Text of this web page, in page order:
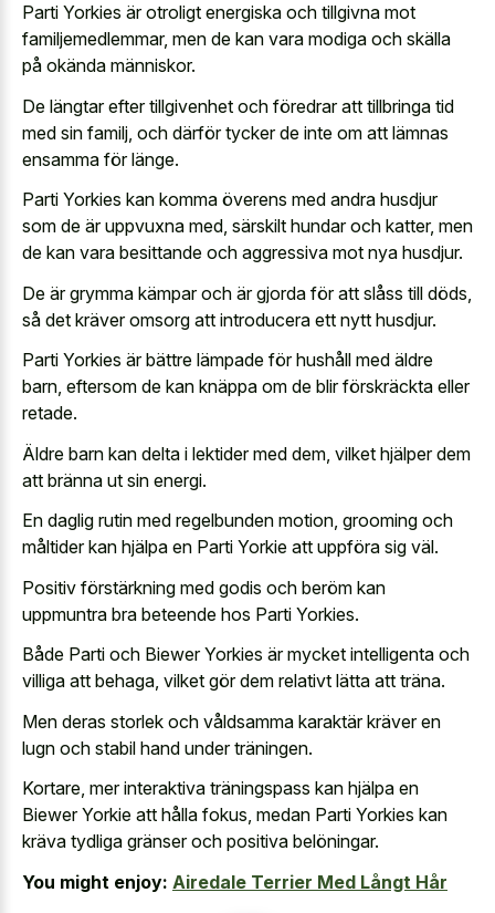
Parti Yorkies är otroligt energiska och tillgivna mot
familjemedlemmar, men de kan vara modiga och skälla
på okända människor.
De längtar efter tillgivenhet och föredrar att tillbringa tid
med sin familj, och därför tycker de inte om att lämnas
ensamma för länge.
Parti Yorkies kan komma överens med andra husdjur
som de är uppvuxna med, särskilt hundar och katter, men
de kan vara besittande och aggressiva mot nya husdjur.
De är grymma kämpar och är gjorda för att slåss till döds,
så det kräver omsorg att introducera ett nytt husdjur.
Parti Yorkies är bättre lämpade för hushåll med äldre
barn, eftersom de kan knäppa om de blir förskräckta eller
retade.
Äldre barn kan delta i lektider med dem, vilket hjälper dem
att bränna ut sin energi.
En daglig rutin med regelbunden motion, grooming och
måltider kan hjälpa en Parti Yorkie att uppföra sig väl.
Positiv förstärkning med godis och beröm kan
uppmuntra bra beteende hos Parti Yorkies.
Både Parti och Biewer Yorkies är mycket intelligenta och
villiga att behaga, vilket gör dem relativt lätta att träna.
Men deras storlek och våldsamma karaktär kräver en
lugn och stabil hand under träningen.
Kortare, mer interaktiva träningspass kan hjälpa en
Biewer Yorkie att hålla fokus, medan Parti Yorkies kan
kräva tydliga gränser och positiva belöningar.
You might enjoy: Airedale Terrier Med Långt Hår